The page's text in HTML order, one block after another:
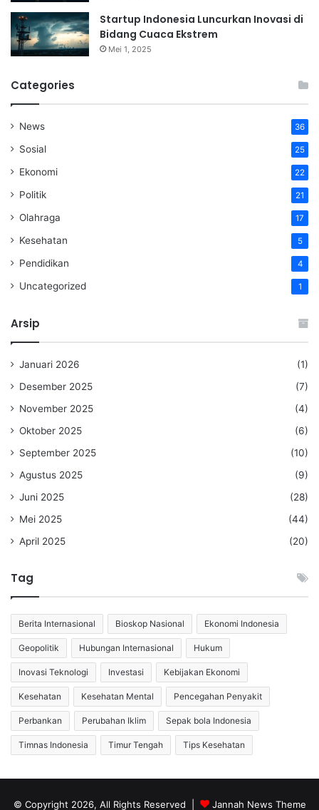
Startup Indonesia Luncurkan Inovasi di
Bidang Cuaca Ekstrem
Mei 1, 2025
Categories
News 36
Sosial 25
Ekonomi 22
Politik 21
Olahraga 17
Kesehatan 5
Pendidikan 4
Uncategorized 1
Arsip
Januari 2026
(1)
Desember 2025
(7)
November 2025
(4)
Oktober 2025
(6)
September 2025
(10)
Agustus 2025
(9)
Juni 2025
(28)
Mei 2025
(44)
April 2025
(20)
Tag
Berita Internasional Bioskop Nasional Ekonomi Indonesia
Geopolitik Hubungan Internasional Hukum
Inovasi Teknologi Investasi Kebijakan Ekonomi
Kesehatan Kesehatan Mental Pencegahan Penyakit
Perbankan Perubahan Iklim Sepak bola Indonesia
Timnas Indonesia Timur Tengah Tips Kesehatan
© Copyright 2026, All Rights Reserved | Jannah News Theme